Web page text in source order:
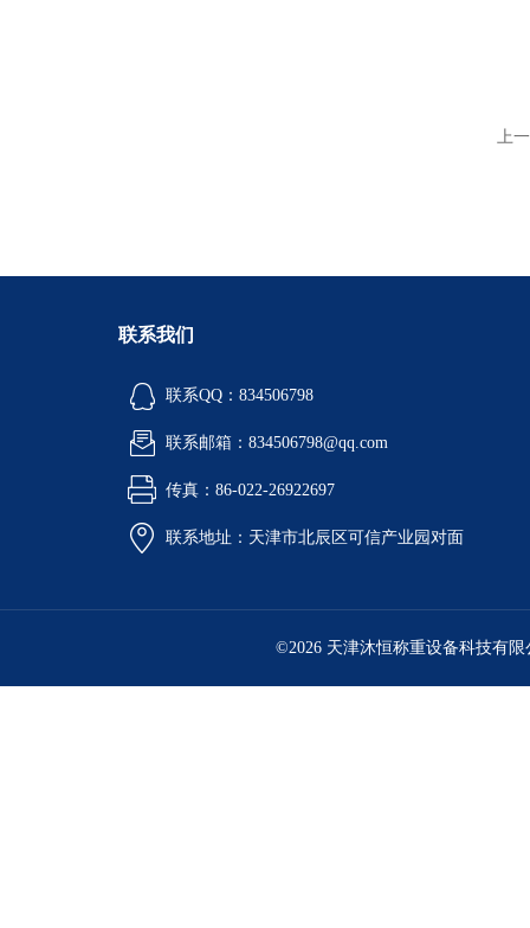
上
联系我们
联系QQ：834506798
联系邮箱：834506798@qq.com
传真：86-022-26922697
联系地址：天津市北辰区可信产业园对面
©2026 天津沐恒称重设备科技有